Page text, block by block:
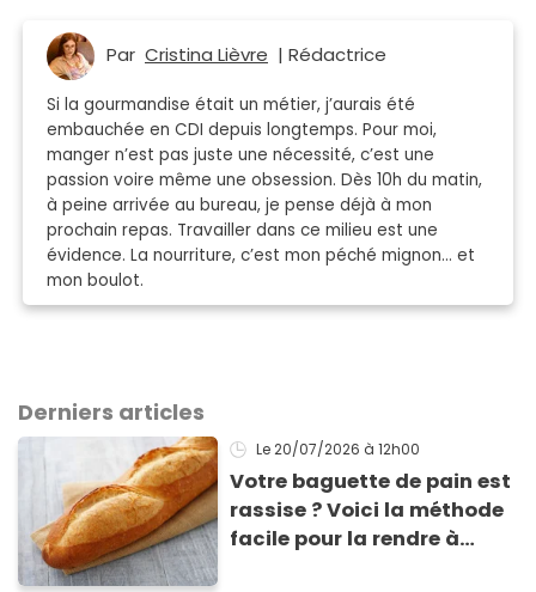
Par Cristina Lièvre | Rédactrice
Si la gourmandise était un métier, j’aurais été
embauchée en CDI depuis longtemps. Pour moi,
manger n’est pas juste une nécessité, c’est une
passion voire même une obsession. Dès 10h du matin,
à peine arrivée au bureau, je pense déjà à mon
prochain repas. Travailler dans ce milieu est une
évidence. La nourriture, c’est mon péché mignon… et
mon boulot.
Derniers articles
Le 20/07/2026 à 12h00
Votre baguette de pain est
rassise ? Voici la méthode
facile pour la rendre à